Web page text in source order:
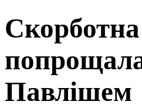
Павлішем